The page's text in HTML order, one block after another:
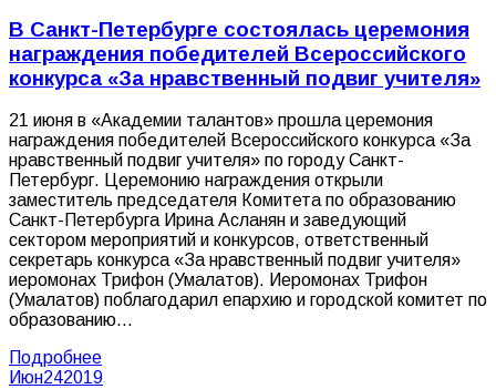
В Санкт-Петербурге состоялась церемония
награждения победителей Всероссийского
конкурса «За нравственный подвиг учителя»
21 июня в «Академии талантов» прошла церемония
награждения победителей Всероссийского конкурса «За
нравственный подвиг учителя» по городу Санкт-
Петербург. Церемонию награждения открыли
заместитель председателя Комитета по образованию
Санкт-Петербурга Ирина Асланян и заведующий
сектором мероприятий и конкурсов, ответственный
секретарь конкурса «За нравственный подвиг учителя»
иеромонах Трифон (Умалатов). Иеромонах Трифон
(Умалатов) поблагодарил епархию и городской комитет по
образованию…
Подробнее
Июн242019